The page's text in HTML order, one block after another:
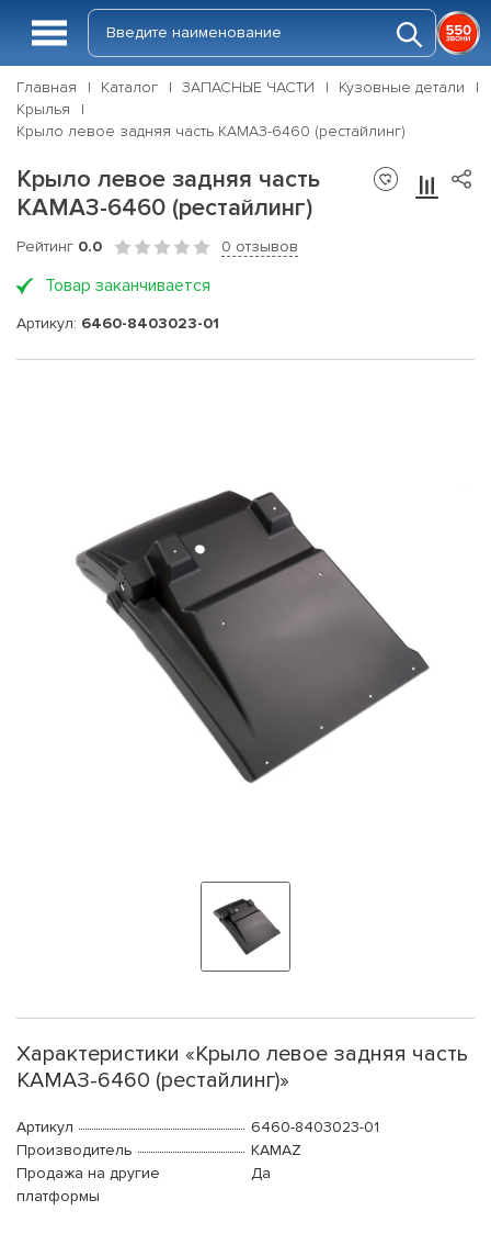
Главная Каталог ЗАПАСНЫЕ ЧАСТИ
Кузовные детали
Крылья
Крыло левое задняя часть КАМАЗ-6460 (рестайлинг)
Крыло левое задняя часть
КАМАЗ-6460 (рестайлинг)
Рейтинг 0.0 0 отзывов
Товар заканчивается
Артикул: 6460-8403023-01
Характеристики «Крыло левое задняя часть
КАМАЗ-6460 (рестайлинг)»
Артикул
6460-8403023-01
Производитель
KAMAZ
Продажа на другие
платформы
Да